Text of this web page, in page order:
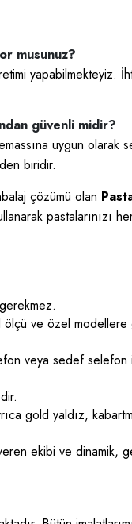
musunuz?
yapabilmekteyiz.
güvenli midir?
uygun olarak
biridir.
çözümü olan
pastalarınızı
ve özel
veya sedef selefon
gold yaldız,
ekibi ve dinamik,